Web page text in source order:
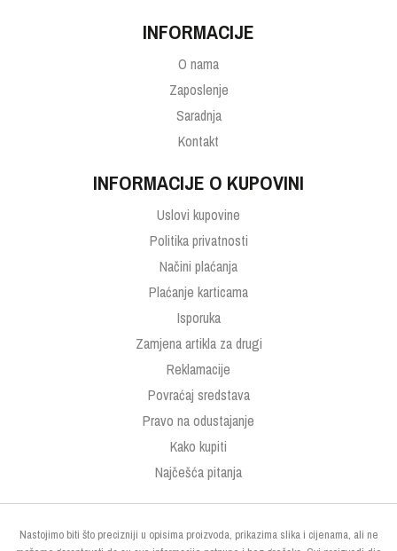
INFORMACIJE
O nama
Zaposlenje
Saradnja
Kontakt
INFORMACIJE O KUPOVINI
Uslovi kupovine
Politika privatnosti
Načini plaćanja
Plaćanje karticama
Isporuka
Zamjena artikla za drugi
Reklamacije
Povraćaj sredstava
Pravo na odustajanje
Kako kupiti
Najčešća pitanja
Nastojimo biti što precizniji u opisima proizvoda, prikazima slika i cijenama, ali ne